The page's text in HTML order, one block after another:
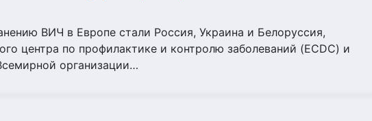
ВИЧ в Европе стали Россия, Украина и Белоруссия,
центра по профилактике и контролю заболеваний (ECDC) и
организации…